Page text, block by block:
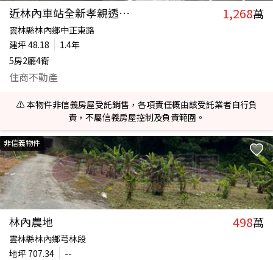
近林內車站全新孝親透天｜A2 1,268萬
雲林縣林內鄉中正東路
建坪 48.18
1.4年
5房2廳4衛
住商不動產
⚠️ 本物件非信義房屋受託銷售，各項責任概由該受託業者自行負
責，不屬信義房屋控制及負責範圍。
非信義物件
林內農地 498萬
雲林縣林內鄉芎林段
地坪 707.34
--